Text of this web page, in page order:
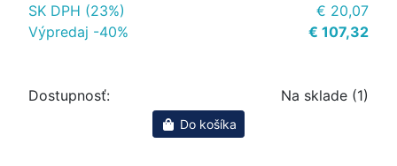
SK DPH (23%)
€ 20,07
Výpredaj -40%
€ 107,32
Dostupnosť: Na sklade (1)
Do košíka